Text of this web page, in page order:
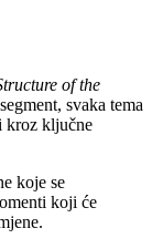
of the
svaka tema
kroz ključne
koje se
koji će